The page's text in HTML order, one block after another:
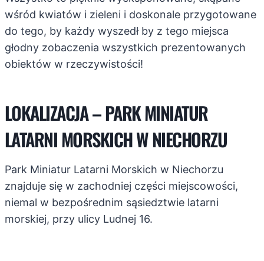
wśród kwiatów i zieleni i doskonale przygotowane
do tego, by każdy wyszedł by z tego miejsca
głodny zobaczenia wszystkich prezentowanych
obiektów w rzeczywistości!
LOKALIZACJA – PARK MINIATUR
LATARNI MORSKICH W NIECHORZU
Park Miniatur Latarni Morskich w Niechorzu
znajduje się w zachodniej części miejscowości,
niemal w bezpośrednim sąsiedztwie latarni
morskiej, przy ulicy Ludnej 16.